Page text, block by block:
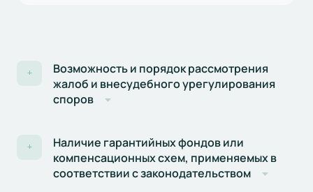
та введеної в дію Наказом
ПРАТ «СК «АРСЕНАЛ
СТРАХУВАННЯ» № 86 від
25.06.2024 року
+
Возможность и порядок рассмотрения
жалоб и внесудебного урегулирования
споров
+
Наличие гарантийных фондов или
компенсационных схем, применяемых в
соответствии с законодательством